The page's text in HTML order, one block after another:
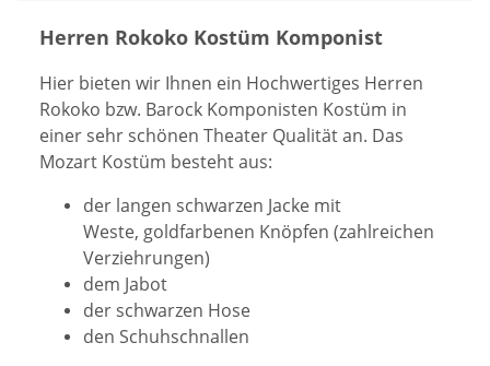
Herren Rokoko Kostüm Komponist
Hier bieten wir Ihnen ein Hochwertiges Herren
Rokoko bzw. Barock Komponisten Kostüm in
einer sehr schönen Theater Qualität an. Das
Mozart Kostüm besteht aus:
der langen schwarzen Jacke mit
Weste, goldfarbenen Knöpfen (zahlreichen
Verziehrungen)
dem Jabot
der schwarzen Hose
den Schuhschnallen